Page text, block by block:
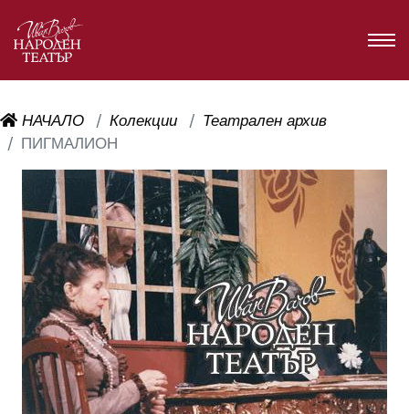
НАЧАЛО Колекции
Театрален архив
ПИГМАЛИОН